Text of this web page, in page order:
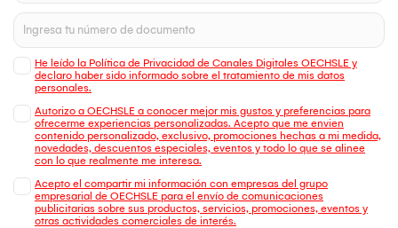
He leído la Política de Privacidad de Canales Digitales OECHSLE y
declaro haber sido informado sobre el tratamiento de mis datos
personales.
Autorizo a OECHSLE a conocer mejor mis gustos y preferencias para
ofrecerme experiencias personalizadas. Acepto que me envien
contenido personalizado, exclusivo, promociones hechas a mi medida,
novedades, descuentos especiales, eventos y todo lo que se alinee
con lo que realmente me interesa.
Acepto el compartir mi información con empresas del grupo
empresarial de OECHSLE para el envío de comunicaciones
publicitarias sobre sus productos, servicios, promociones, eventos y
otras actividades comerciales de interés.